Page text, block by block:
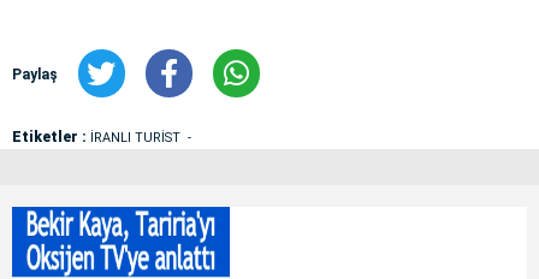
Paylaş
Etiketler : İRANLI TURİST